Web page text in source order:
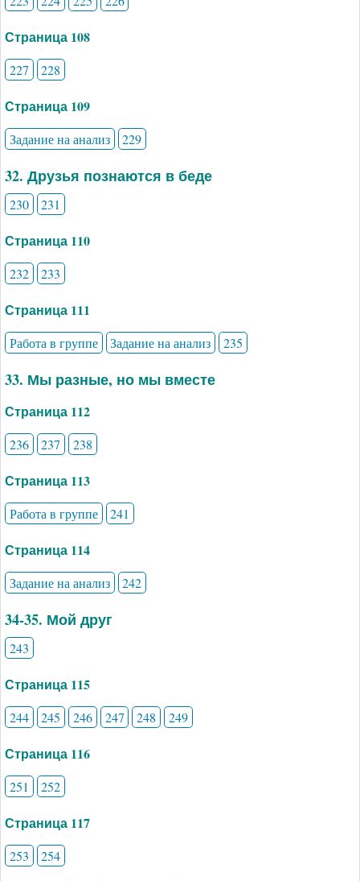
Страница 108
227 228
Страница 109
Задание на анализ 229
32. Друзья познаются в беде
230 231
Страница 110
232 233
Страница 111
Работа в группе Задание на анализ 235
33. Мы разные, но мы вместе
Страница 112
236 237 238
Страница 113
Работа в группе 241
Страница 114
Задание на анализ 242
34-35. Мой друг
243
Страница 115
244 245 246 247 248 249
Страница 116
251 252
Страница 117
253 254